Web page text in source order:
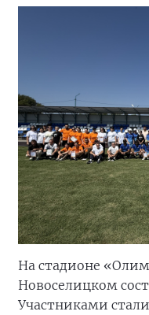
На стадионе
Новоселицком
Участниками